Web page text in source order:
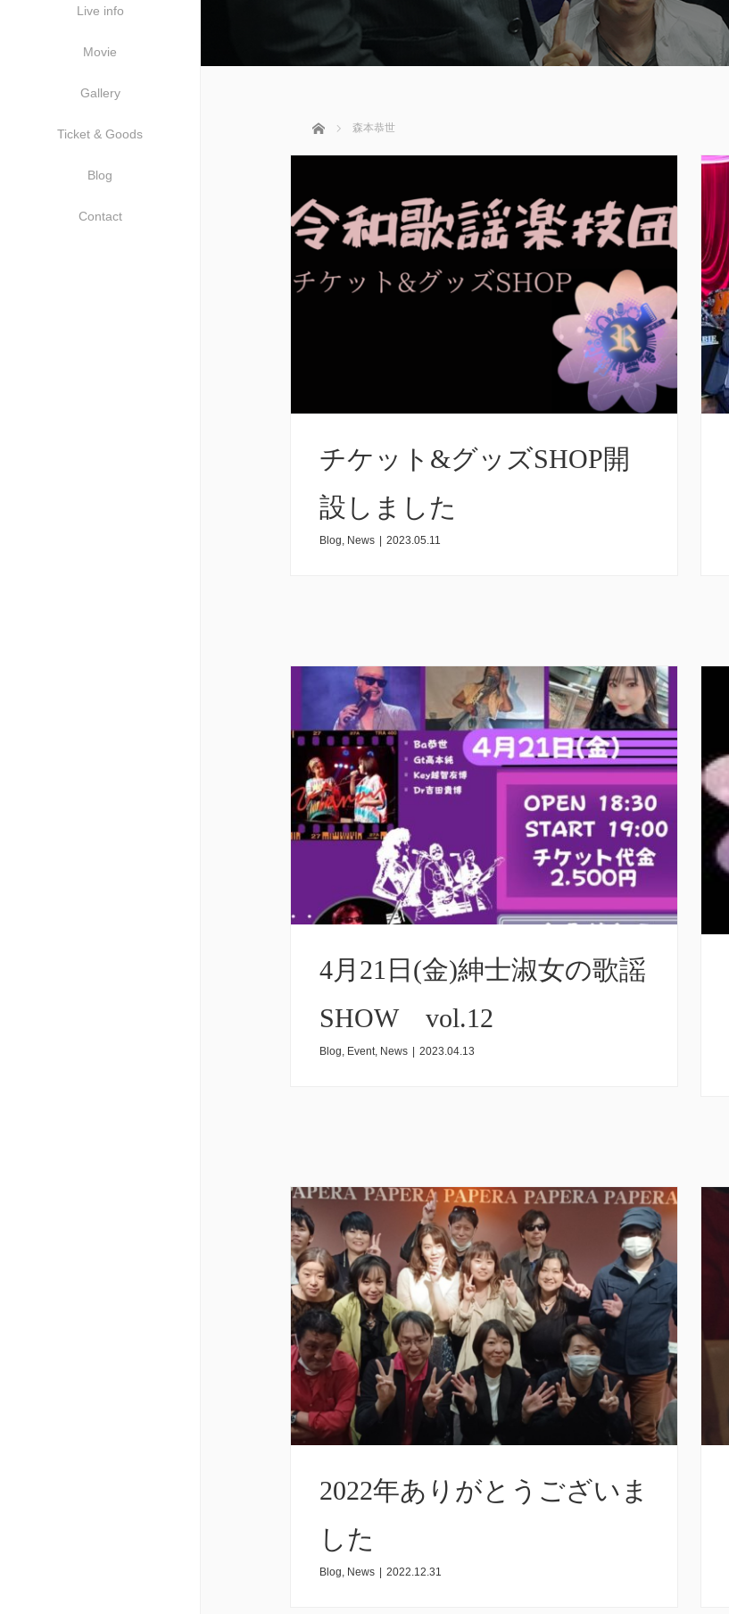
Live info
Movie
Gallery
Ticket & Goods
Blog
Contact
ホーム 森本恭世
チケット&グッズSHOP開
設しました
Blog, News | 2023.05.11
4月21日(金)紳士淑女の歌謡
SHOW vol.12
Blog Event, News | 2023.04.13
2022年ありがとうございま
した
Blog, News | 2022.12.31